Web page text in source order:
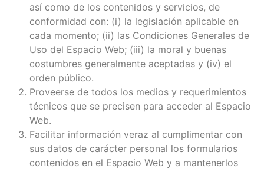
así como de los contenidos y servicios, de
conformidad con: (i) la legislación aplicable en
cada momento; (ii) las Condiciones Generales de
Uso del Espacio Web; (iii) la moral y buenas
costumbres generalmente aceptadas y (iv) el
orden público.
Proveerse de todos los medios y requerimientos
técnicos que se precisen para acceder al Espacio
Web.
Facilitar información veraz al cumplimentar con
sus datos de carácter personal los formularios
contenidos en el Espacio Web y a mantenerlos